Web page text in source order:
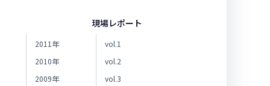
2011年
2010年
2009年
現場レポート
vol.1
vol.2
vol.3